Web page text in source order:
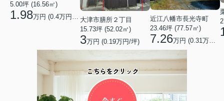
5.00坪 (16.56㎡)
1.98万円 (0.4万円/坪)
大津市膳所２丁目
15.73坪 (52.02㎡)
3万円 (0.19万円/坪)
近江八幡市長光寺町
23.46坪 (77.57㎡)
7.26万円 (0.31万円/坪)